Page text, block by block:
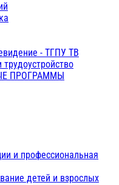
- ТГПУ ТВ
ПРОГРАММЫ
и профессиональная
детей и взрослых